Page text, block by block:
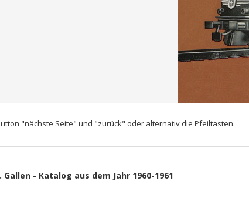
"nächste Seite" und "zurück" oder alternativ die Pfeiltasten.
- Katalog aus dem Jahr 1960-1961